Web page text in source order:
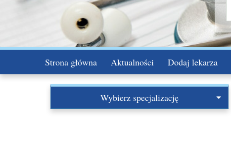
Strona główna Aktualności Dodaj lekarza
Wybierz specjalizację